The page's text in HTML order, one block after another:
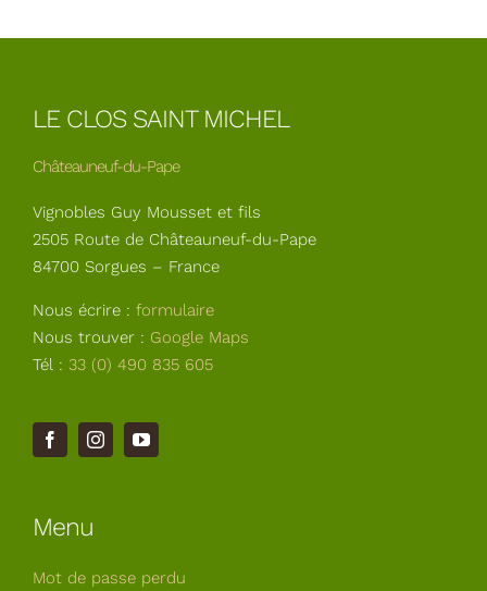
LE CLOS SAINT MICHEL
Châteauneuf-du-Pape
Vignobles Guy Mousset et fils
2505 Route de Châteauneuf-du-Pape
84700 Sorgues – France
Nous écrire : formulaire
Nous trouver : Google Maps
Tél : 33 (0) 490 835 605
Menu
Mot de passe perdu